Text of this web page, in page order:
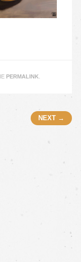
PERMALINK
NEXT →